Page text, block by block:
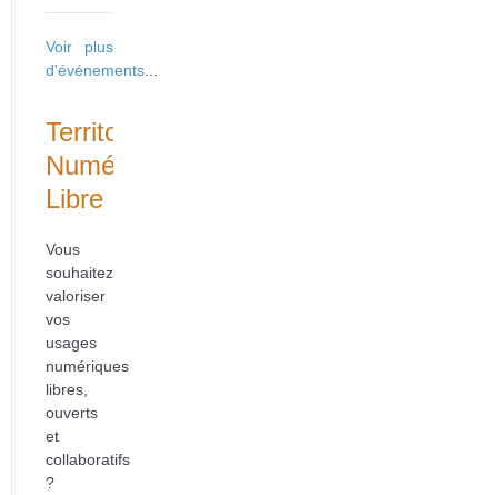
Voir plus
d'événements
Territoire
Numérique
Libre
Vous
souhaitez
valoriser
vos
usages
numériques
libres,
ouverts
et
collaboratifs
?